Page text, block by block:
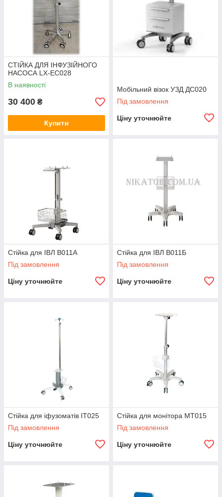
СТІЙКА ДЛЯ ІНФУЗІЙНОГО
НАСОСА LX-ЕС028
В наявності
30 400 ₴
Купити
Мобільний візок УЗД ДС020
Під замовлення
Ціну уточнюйте
Стійка для ІВЛ В011А
Під замовлення
Ціну уточнюйте
Стійка для ІВЛ В011Б
Під замовлення
Ціну уточнюйте
Стійка для іфузоматів ІТ025
Під замовлення
Ціну уточнюйте
Стійка для монітора МТ015
Під замовлення
Ціну уточнюйте